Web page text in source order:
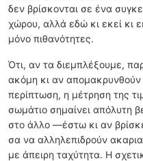
δεν βρίσκονται σε ένα
χώρου, αλλά εδώ κι εκεί κι
μόνο πιθανότητες.
Ότι, αν τα διεμπλέξουμε,
ακόμη κι αν
περίπτωση, η μέτρηση της
σωμάτιο σημαίνει απόλυτη
στο άλλο —έστω κι αν
σα να αλληλεπιδρούν
με άπειρη ταχύτητα. Η